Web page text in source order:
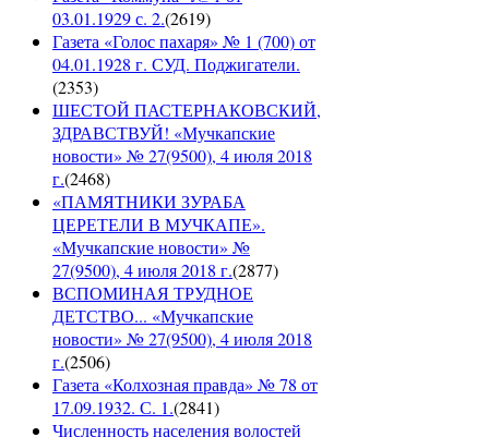
03.01.1929 с. 2.(2619)
Газета «Голос пахаря» № 1 (700) от
04.01.1928 г. СУД. Поджигатели.
(2353)
ШЕСТОЙ ПАСТЕРНАКОВСКИЙ,
ЗДРАВСТВУЙ! «Мучкапские
новости» № 27(9500), 4 июля 2018
г.(2468)
«ПАМЯТНИКИ ЗУРАБА
ЦЕРЕТЕЛИ В МУЧКАПЕ».
«Мучкапские новости» №
27(9500), 4 июля 2018 г.(2877)
ВСПОМИНАЯ ТРУДНОЕ
ДЕТСТВО... «Мучкапские
новости» № 27(9500), 4 июля 2018
г.(2506)
Газета «Колхозная правда» № 78 от
17.09.1932. С. 1.(2841)
Численность населения волостей